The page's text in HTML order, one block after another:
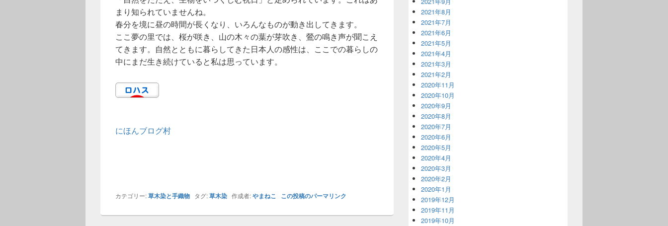
まり知られていませんね。
春分を境に昼の時間が長くなり、いろんなものが動き出してきます。
ここ夢の里では、桜が咲き、山の木々の葉が芽吹き、鶯の鳴き声が聞こえ
てきます。自然とともに暮らしてきた日本人の感性は、ここでの暮らしの
中にまだ生き続けていると私は思っています。
にほんブログ村
カテゴリー:草木染と手織物 タグ:草木染 作成者:やまねこ この投稿のパーマリンク
2021年8月
2021年7月
2021年6月
2021年5月
2021年4月
2021年3月
2021年2月
2020年11月
2020年10月
2020年9月
2020年8月
2020年7月
2020年6月
2020年5月
2020年4月
2020年3月
2020年2月
2020年1月
2019年12月
2019年11月
2019年10月